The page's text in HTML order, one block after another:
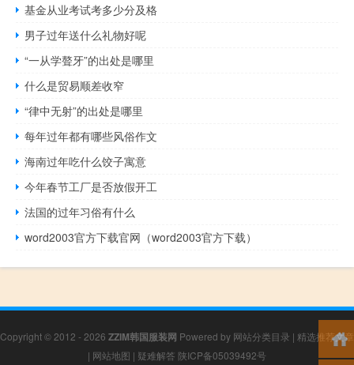
基金从业考试考多少分及格
男子过年送什么礼物好呢
“一从学聱牙”的出处是哪里
什么是贸易顺差收窄
“律中无射”的出处是哪里
每年过年都有哪些风俗作文
海南过年吃什么饺子寓意
今年春节工厂是否放假开工
法国的过年习俗有什么
word2003官方下载官网（word2003官方下载）
Copyright © 2012 - 2026 ZZIM韩国服装网 Powered by 网站分类目录 | 精选推荐文章
| 网站地图 | 疑难解答 陕ICP备05039492号